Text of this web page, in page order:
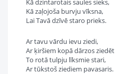
Kā dzintarotais saules sieks,
Kā zaļojoša burvju vīksna,
Lai Tavā dzīvē staro prieks.
Ar tavu vārdu ievu ziedi,
Ar ķiršiem kopā dārzos
To rotā tulpju līksmie stari,
Ar tūkstoš ziediem pavasaris.